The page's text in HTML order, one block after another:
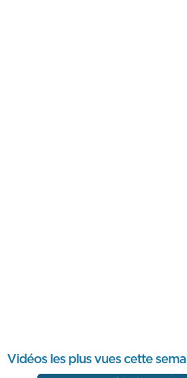
Vidéos les plus vues cette